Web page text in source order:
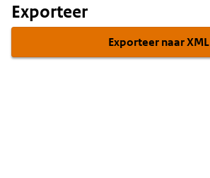
Exporteer
Exporteer naar XML